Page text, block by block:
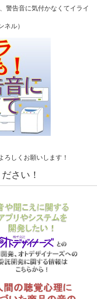
警告音に気付かなくてイライ
ル）
ろしくお願いします！
さい！